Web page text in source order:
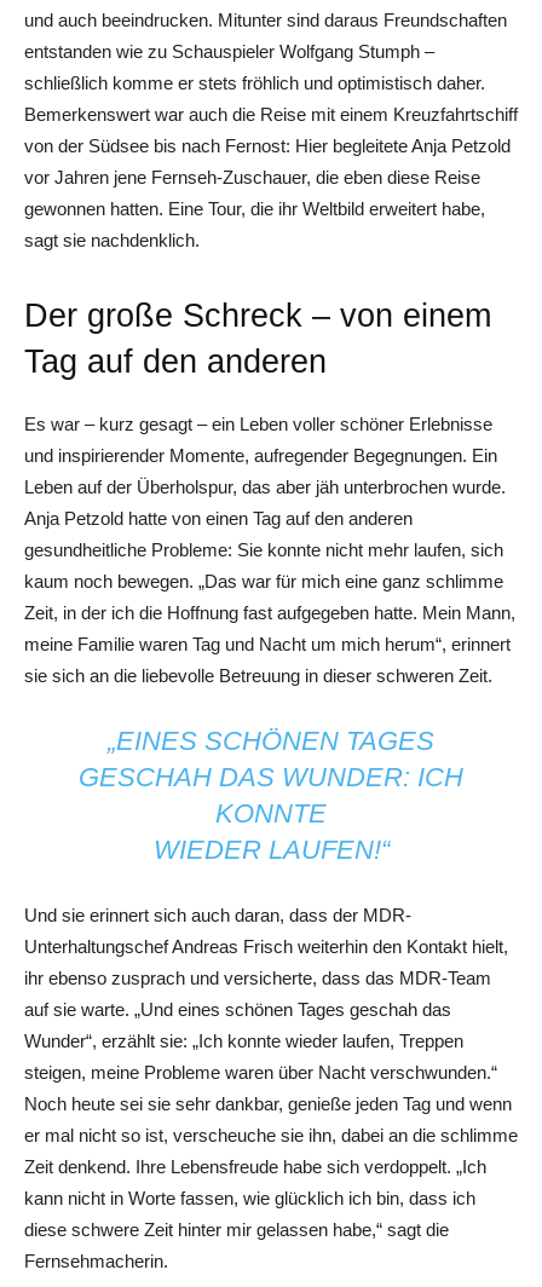
und auch beeindrucken. Mitunter sind daraus Freundschaften
entstanden wie zu Schauspieler Wolfgang Stumph –
schließlich komme er stets fröhlich und optimistisch daher.
Bemerkenswert war auch die Reise mit einem Kreuzfahrtschiff
von der Südsee bis nach Fernost: Hier begleitete Anja Petzold
vor Jahren jene Fernseh-Zuschauer, die eben diese Reise
gewonnen hatten. Eine Tour, die ihr Weltbild erweitert habe,
sagt sie nachdenklich.
Der große Schreck – von einem
Tag auf den anderen
Es war – kurz gesagt – ein Leben voller schöner Erlebnisse
und inspirierender Momente, aufregender Begegnungen. Ein
Leben auf der Überholspur, das aber jäh unterbrochen wurde.
Anja Petzold hatte von einen Tag auf den anderen
gesundheitliche Probleme: Sie konnte nicht mehr laufen, sich
kaum noch bewegen. „Das war für mich eine ganz schlimme
Zeit, in der ich die Hoffnung fast aufgegeben hatte. Mein Mann,
meine Familie waren Tag und Nacht um mich herum“, erinnert
sie sich an die liebevolle Betreuung in dieser schweren Zeit.
„EINES SCHÖNEN TAGES
GESCHAH DAS WUNDER: ICH
KONNTE
WIEDER LAUFEN!“
Und sie erinnert sich auch daran, dass der MDR-
Unterhaltungschef Andreas Frisch weiterhin den Kontakt hielt,
ihr ebenso zusprach und versicherte, dass das MDR-Team
auf sie warte. „Und eines schönen Tages geschah das
Wunder“, erzählt sie: „Ich konnte wieder laufen, Treppen
steigen, meine Probleme waren über Nacht verschwunden.“
Noch heute sei sie sehr dankbar, genieße jeden Tag und wenn
er mal nicht so ist, verscheuche sie ihn, dabei an die schlimme
Zeit denkend. Ihre Lebensfreude habe sich verdoppelt. „Ich
kann nicht in Worte fassen, wie glücklich ich bin, dass ich
diese schwere Zeit hinter mir gelassen habe,“ sagt die
Fernsehmacherin.